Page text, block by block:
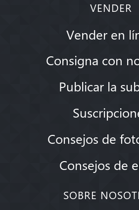
VENDER
Vender en
Consigna con
Publicar la
Consejos de
Consejos de
SOBRE